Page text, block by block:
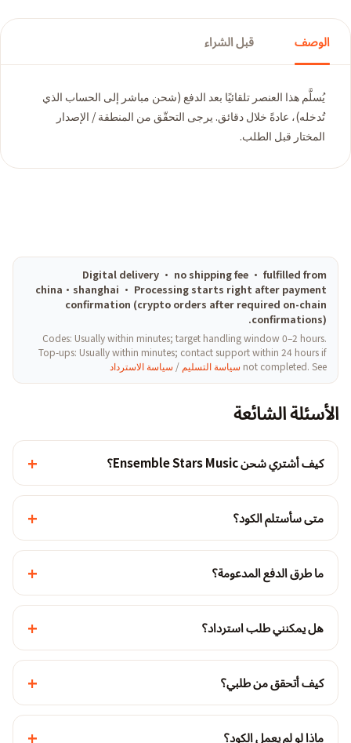
الوصف قبل الشراء
يُسلَّم هذا العنصر تلقائيًا بعد الدفع (شحن مباشر إلى الحساب الذي
تُدخله)، عادةً خلال دقائق. يرجى التحقّق من المنطقة / الإصدار
المختار قبل الطلب.
Digital delivery · no shipping fee · fulfilled from
china·shanghai · Processing starts right after payment
confirmation (crypto orders after required on-chain
confirmations).
Codes: Usually within minutes; target handling window 0–2 hours.
Top-ups: Usually within minutes; contact support within 24 hours if
not completed. See سياسة التسليم / سياسة الاسترداد
الأسئلة الشائعة
كيف أشتري شحن Ensemble Stars Music؟ +
متى سأستلم الكود؟ +
ما طرق الدفع المدعومة؟ +
هل يمكنني طلب استرداد؟ +
كيف أتحقق من طلبي؟ +
ماذا لو لم يعمل الكود؟ +